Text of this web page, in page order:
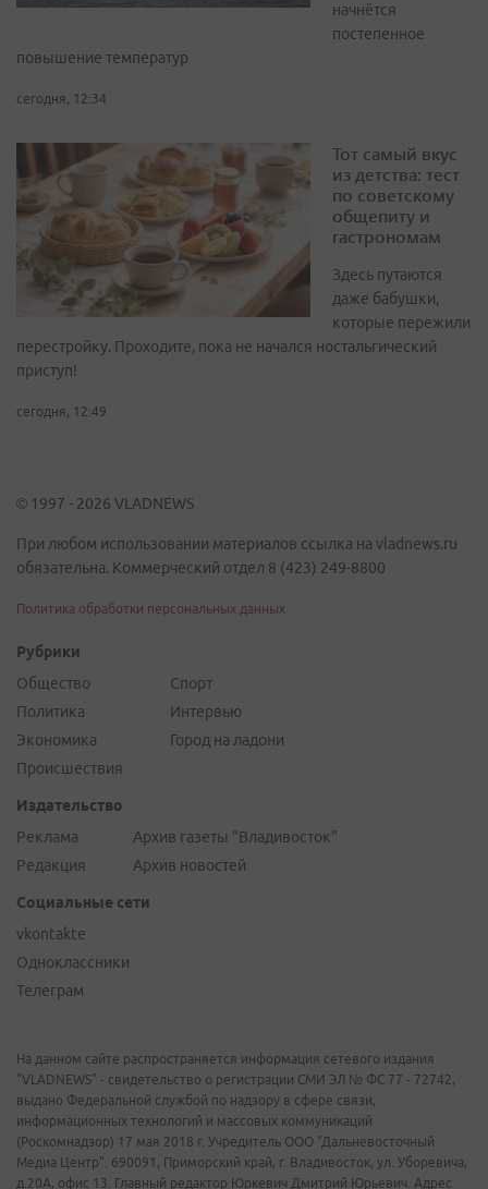
начнётся
постепенное
повышение температур
сегодня, 12:34
Тот самый вкус
из детства: тест
по советскому
общепиту и
гастрономам
Здесь путаются
даже бабушки,
которые пережили
перестройку. Проходите, пока не начался ностальгический
приступ!
сегодня, 12:49
© 1997 - 2026 VLADNEWS
При любом использовании материалов ссылка на vladnews.ru
обязательна. Коммерческий отдел 8 (423) 249-8800
Политика обработки персональных данных
Рубрики
Общество
Политика
Экономика
Происшествия
Спорт
Интервью
Город на ладони
Издательство
Реклама
Редакция
Архив газеты "Владивосток"
Архив новостей
Социальные сети
vkontakte
Одноклассники
Телеграм
На данном сайте распространяется информация сетевого издания
"VLADNEWS" - свидетельство о регистрации СМИ ЭЛ № ФС 77 - 72742,
выдано Федеральной службой по надзору в сфере связи,
информационных технологий и массовых коммуникаций
(Роскомнадзор) 17 мая 2018 г. Учредитель ООО "Дальневосточный
Медиа Центр". 690091, Приморский край, г. Владивосток, ул. Уборевича,
д.20А, офис 13. Главный редактор Юркевич Дмитрий Юрьевич. Адрес